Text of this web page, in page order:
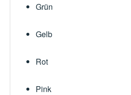
Grün
Gelb
Rot
Pink